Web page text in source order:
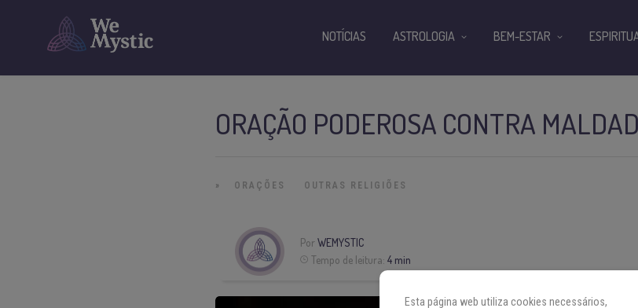
ORAÇÃO PODEROSA CONTRA
» ORAÇÕES OUTRAS RELIGIÕES
Por WEMYSTIC
Tempo de leitura: 4 min
NOTÍCIAS ASTROLOGIA BEM-ESTAR
Esta página web utiliza cookies necessários,